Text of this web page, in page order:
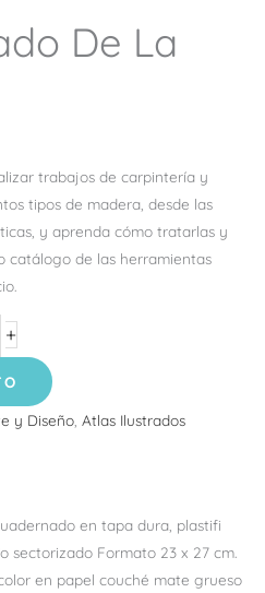
De La
trabajos de carpintería y
tipos de madera, desde las
y aprenda cómo tratarlas y
catálogo de las herramientas
+
y Diseño, Atlas Ilustrados
en tapa dura, plastifi
sectorizado Formato 23 x 27 cm.
en papel couché mate grueso